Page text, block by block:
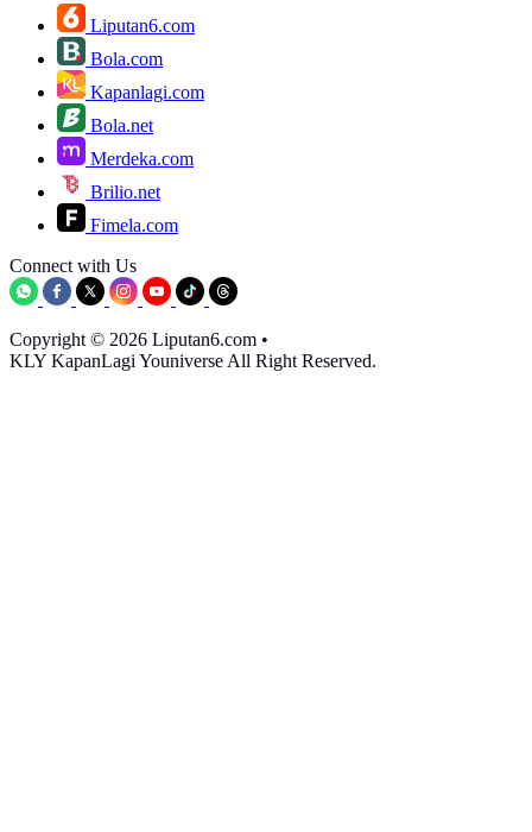
Liputan6.com
Bola.com
Kapanlagi.com
Bola.net
Merdeka.com
Brilio.net
Fimela.com
Connect with Us
Copyright © 2026 Liputan6.com •
KLY KapanLagi Youniverse All Right Reserved.